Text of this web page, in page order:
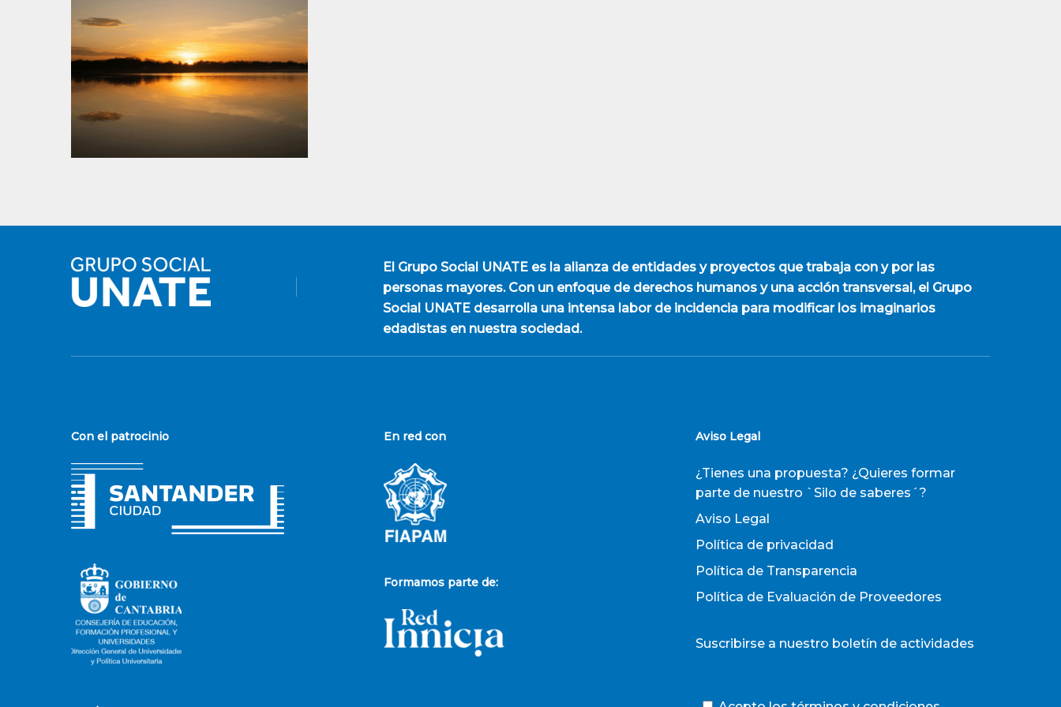
El Grupo Social UNATEes la alianza de entidades y proyectos que trabaja con y por las
personas mayores. Con un enfoque de derechos humanos y una acción transversal, el Grupo
Social UNATE desarrolla una intensa labor de incidencia para modificar los imaginarios
edadistas en nuestra sociedad.
Con el patrocinio En red con
Formamos parte de:
Aviso Legal
¿Tienes una propuesta? ¿Quieres formar
parte de nuestro `Silo de saberes´?
Aviso Legal
Política de privacidad
Política de Transparencia
Política de Evaluación de Proveedores
Suscribirse a nuestro boletín de actividades